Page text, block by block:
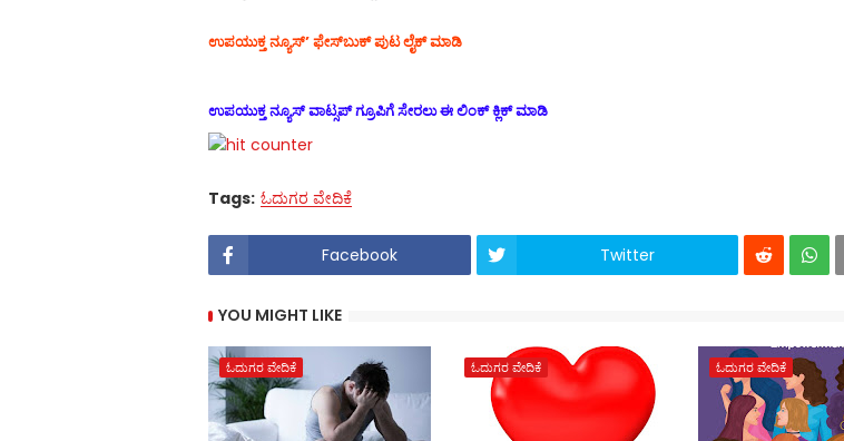
ಉಪಯುಕ್ತ ನ್ಯೂಸ್‌’ ಫೇಸ್‌ಬುಕ್ ಪುಟ ಲೈಕ್ ಮಾಡಿ
ಉಪಯುಕ್ತ ನ್ಯೂಸ್‌ ವಾಟ್ಸಪ್‌ ಗ್ರೂಪಿಗೆ ಸೇರಲು ಈ ಲಿಂಕ್ ಕ್ಲಿಕ್ ಮಾಡಿ
Tags: ಓದುಗರ ವೇದಿಕೆ
Facebook Twitter
YOU MIGHT LIKE
ಓದುಗರ ವೇದಿಕೆ ಓದುಗರ ವೇದಿಕೆ ಓದುಗರ ವೇದಿಕೆ